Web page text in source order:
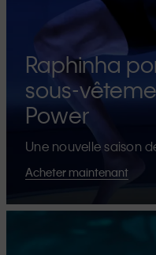
Raphinha
sous-
Power
Une nouvelle saison
Acheter maintenant